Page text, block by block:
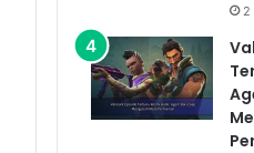
2